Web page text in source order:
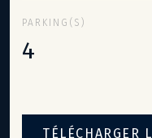
PARKING(S)
4
TÉLÉCHARGER